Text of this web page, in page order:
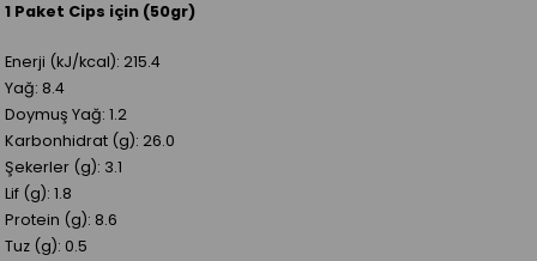
1 Paket Cips için (50gr)
Enerji (kJ/kcal): 215.4
Yağ: 8.4
Doymuş Yağ: 1.2
Karbonhidrat (g): 26.0
Şekerler (g): 3.1
Lif (g): 1.8
Protein (g): 8.6
Tuz (g): 0.5